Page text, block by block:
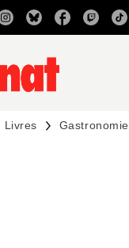
RECHERCHE
Livres Gastronomie